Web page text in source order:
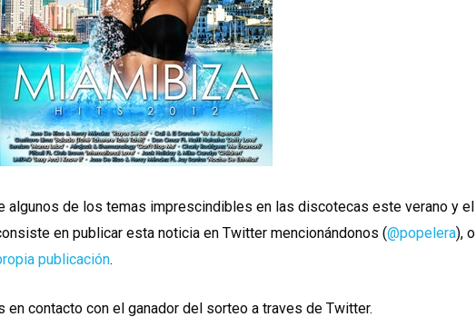
algunos de los temas imprescindibles en las discotecas este verano y el
en publicar esta noticia en Twitter mencionándonos (@popelera), o
publicación.
contacto con el ganador del sorteo a traves de Twitter.